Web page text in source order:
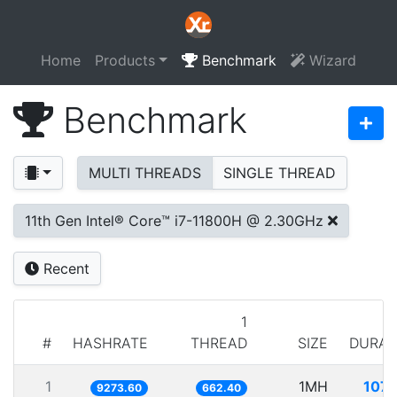
Home Products Benchmark Wizard
Benchmark
MULTI THREADS SINGLE THREAD
11th Gen Intel® Core™ i7-11800H @ 2.30GHz
Recent
# HASHRATE
1
THREAD
SIZE
1 9273.60 662.40 1MH